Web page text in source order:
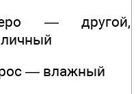
— другой,
— влажный